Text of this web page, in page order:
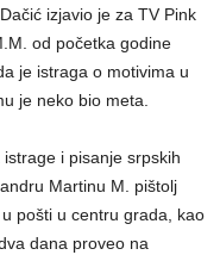
izjavio je za TV Pink
od početka godine
je istraga o motivima u
je neko bio meta.
i pisanje srpskih
Martinu M. pištolj
pošti u centru grada, kao
dana proveo na